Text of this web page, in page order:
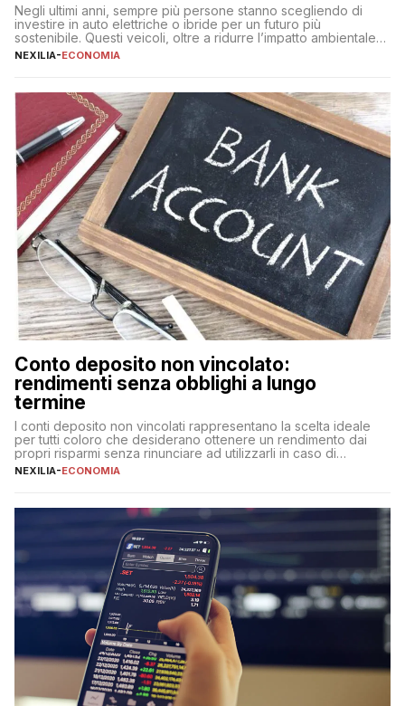
Negli ultimi anni, sempre più persone stanno scegliendo di
investire in auto elettriche o ibride per un futuro più
sostenibile. Questi veicoli, oltre a ridurre l’impatto ambientale,
offrono vantaggi economici a lungo termine, come minori costi
fare se non […]
NEXILIA-ECONOMIA
Conto deposito non vincolato:
rendimenti senza obblighi a lungo
termine
I conti deposito non vincolati rappresentano la scelta ideale
per tutti coloro che desiderano ottenere un rendimento dai
propri risparmi senza rinunciare ad utilizzarli in caso di
necessità. A differenza delle forme vincolate tradizionali,
flessibilità e rendimento. Come funzionano […]
NEXILIA-ECONOMIA